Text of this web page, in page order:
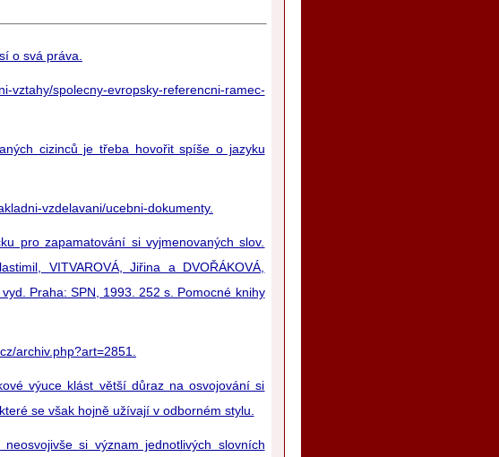
o svá práva.
vztahy/spolecny-evropsky-referencni-ramec-
cizinců je třeba hovořit spíše o jazyku
vzdelavani/ucebni-dokumenty.
pro zapamatování si vyjmenovaných slov.
VITVAROVÁ, Jiřina a DVOŘÁKOVÁ,
Praha: SPN, 1993. 252 s. Pomocné knihy
archiv.php?art=2851.
výuce klást větší důraz na osvojování si
se však hojně užívají v odborném stylu.
si význam jednotlivých slovních